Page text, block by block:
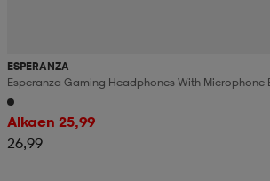
ESPERANZA
Esperanza Gaming Headphones With Microphone
Alkaen 25,99
26,99